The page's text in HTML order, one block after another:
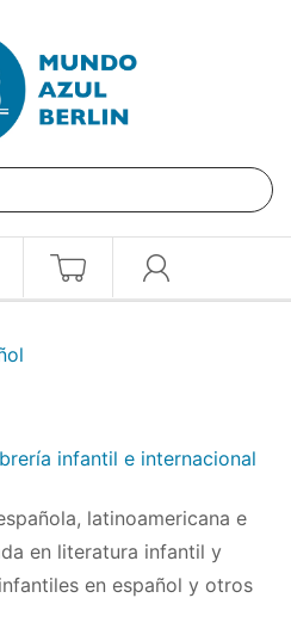
infantil e internacional
latinoamericana e
en literatura infantil y
en español y otros